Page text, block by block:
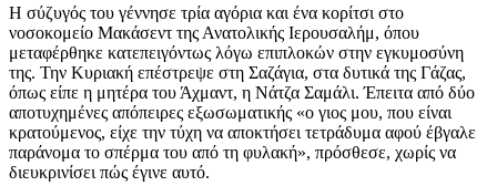
Η σύζυγός του γέννησε τρία αγόρια και ένα κορίτσι στο
νοσοκομείο Μακάσεντ της Ανατολικής Ιερουσαλήμ, όπου
μεταφέρθηκε κατεπειγόντως λόγω επιπλοκών στην εγκυμοσύνη
της. Την Κυριακή επέστρεψε στη Σαζάγια, στα δυτικά της Γάζας,
όπως είπε η μητέρα του Άχμαντ, η Νάτζα Σαμάλι. Έπειτα από δύο
αποτυχημένες απόπειρες εξωσωματικής «ο γιος μου, που είναι
κρατούμενος, είχε την τύχη να αποκτήσει τετράδυμα αφού έβγαλε
παράνομα το σπέρμα του από τη φυλακή», πρόσθεσε, χωρίς να
διευκρινίσει πώς έγινε αυτό.